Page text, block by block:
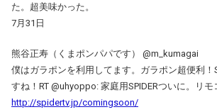
た。超美味かった。
7月31日
熊谷正寿（くまポンパパです） ‏@m_kumagai
僕はガラポンを利用してます。ガラポン超便利！
すね！RT @uhyoppo: 家庭用SPIDERついに。リ
http://spidertv.jp/comingsoon/